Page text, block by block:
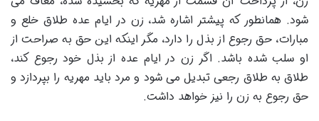
شود. همانطور که پیشتر اشاره شد، زن در ایام عده طلاق خلع و
مبارات، حق رجوع از بذل را دارد، مگر اینکه این حق به صراحت از
او سلب شده باشد. اگر زن در ایام عده از بذل خود رجوع کند،
طلاق به طلاق رجعی تبدیل می شود و مرد باید مهریه را بپردازد و
حق رجوع به زن را نیز خواهد داشت.